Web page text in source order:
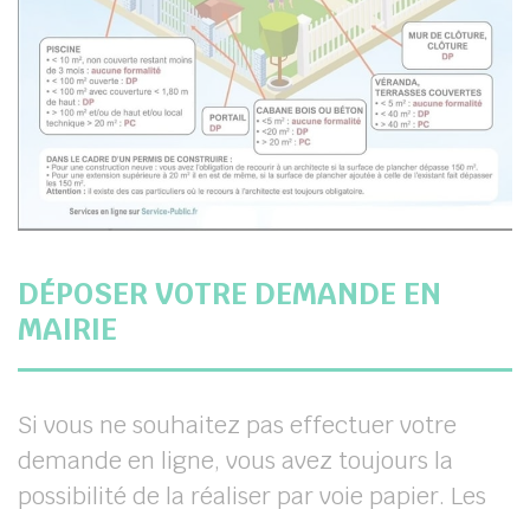
DÉPOSER VOTRE DEMANDE EN
MAIRIE
Si vous ne souhaitez pas effectuer votre
demande en ligne, vous avez toujours la
possibilité de la réaliser par voie papier. Les